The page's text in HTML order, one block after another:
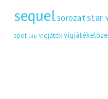
sequelsorozatstar
spot uip vígjáték